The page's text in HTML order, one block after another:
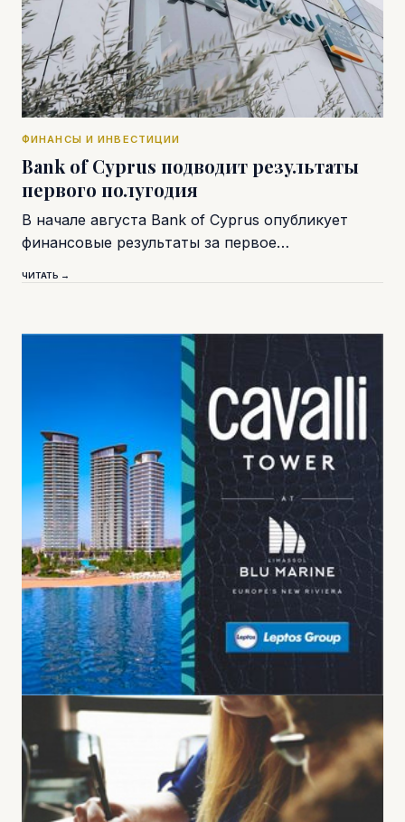
ФИНАНСЫ И ИНВЕСТИЦИИ
Bank of Cyprus подводит результаты
первого полугодия
В начале августа Bank of Cyprus опубликует
финансовые результаты за первое…
ЧИТАТЬ →